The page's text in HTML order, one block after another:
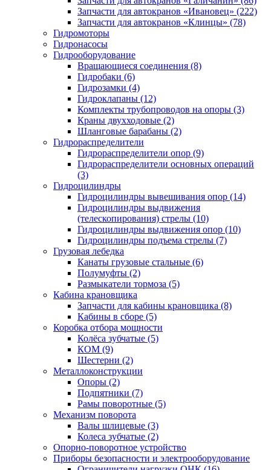
Запчасти для автокранов «Ивановец» (222)
Запчасти для автокранов «Клинцы» (78)
Гидромоторы
Гидронасосы
Гидрооборудование
Вращающиеся соединения (8)
Гидробаки (6)
Гидрозамки (4)
Гидроклапаны (12)
Комплекты трубопроводов на опоры (3)
Краны двухходовые (2)
Шланговые барабаны (2)
Гидрораспределители
Гидрораспределители опор (9)
Гидрораспределители основных операций
(3)
Гидроцилиндры
Гидроцилиндры вывешивания опор (14)
Гидроцилиндры выдвижения
(телескопирования) стрелы (10)
Гидроцилиндры выдвижения опор (10)
Гидроцилиндры подъема стрелы (7)
Грузовая лебедка
Канаты грузовые стальные (6)
Полумуфты (2)
Размыкатели тормоза (5)
Кабина крановщика
Запчасти для кабины крановщика (8)
Кабины в сборе (5)
Коробка отбора мощности
Колёса зубчатые (5)
КОМ (9)
Шестерни (2)
Металлоконструкции
Опоры (2)
Подпятники (7)
Рамы поворотные (5)
Механизм поворота
Валы шлицевые (3)
Колеса зубчатые (2)
Опорно-поворотное устройство
Приборы безопасности и электрооборудование